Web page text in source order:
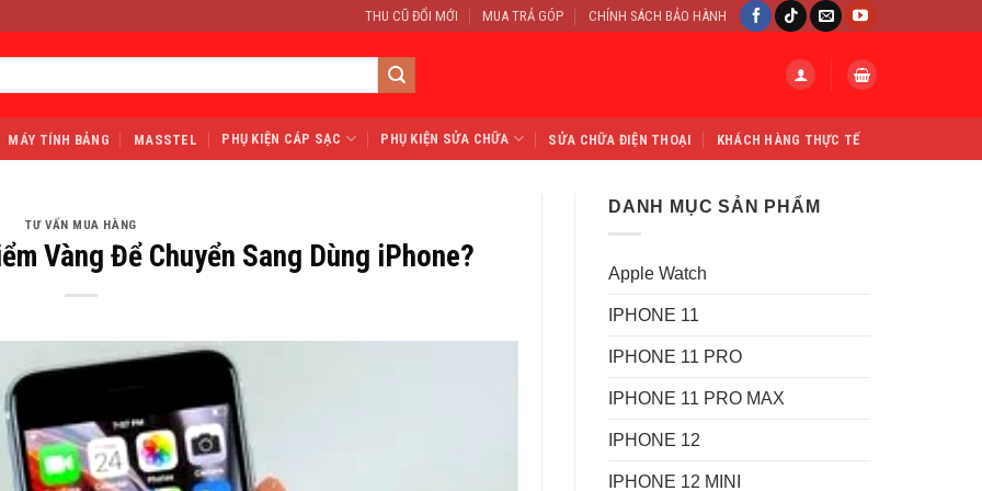
THU CŨ ĐỔI MỚI MUA TRẢ GÓP CHÍNH SÁCH BẢO HÀNH
MÁY TÍNH BẢNG MASSTEL PHỤ KIỆN CÁP SẠC PHỤ KIỆN SỬA CHỮA SỬA CHỮA ĐIỆN THOẠI KHÁCH HÀNG THỰC TẾ
TƯ VẤN MUA HÀNG
Vàng Để Chuyển Sang Dùng iPhone?
DANH MỤC SẢN PHẨM
Apple Watch
IPHONE 11
IPHONE 11 PRO
IPHONE 11 PRO MAX
IPHONE 12
IPHONE 12 MINI